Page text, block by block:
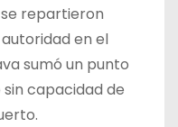
se repartieron
en el
sumó un punto
capacidad de